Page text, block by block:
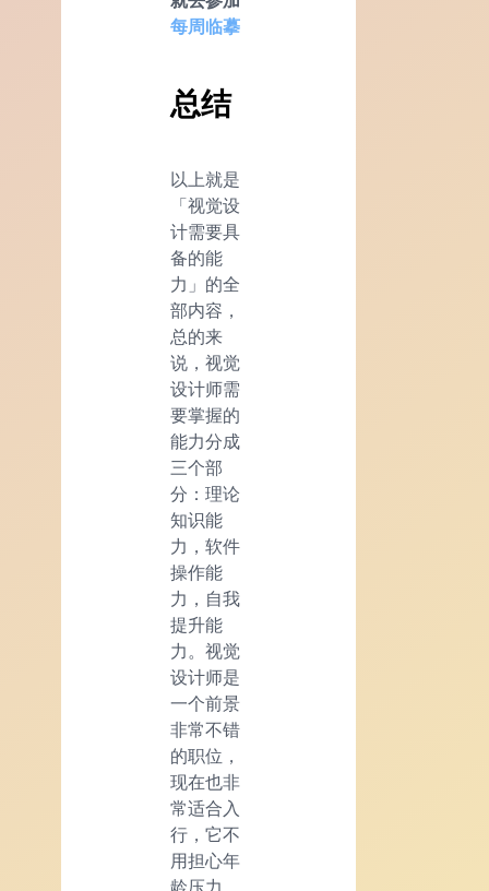
每周临摹
总结
以上就是
「视觉设
计需要具
备的能
力」的全
部内容，
总的来
说，视觉
设计师需
要掌握的
能力分成
三个部
分：理论
知识能
力，软件
操作能
力，自我
提升能
力。视觉
设计师是
一个前景
非常不错
的职位，
现在也非
常适合入
行，它不
用担心年